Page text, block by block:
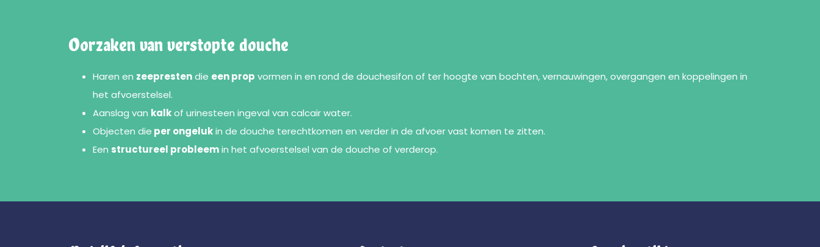
Oorzaken van verstopte douche
Haren en zeeprestendie een prop vormen in en rond de douchesifon of ter hoogte van bochten, vernauwingen, overgangen en koppelingen in
het afvoerstelsel.
Aanslag van kalkof urinesteen ingeval van calcair water.
Objecten die per ongelukin de douche terechtkomen en verder in de afvoer vast komen te zitten.
Een structureel probleemin het afvoerstelsel van de douche of verderop.